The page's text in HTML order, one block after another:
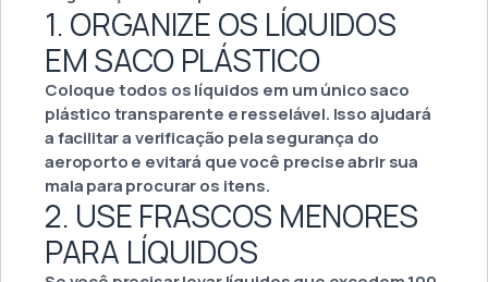
1. ORGANIZE OS LÍQUIDOS
EM SACO PLÁSTICO
Coloque todos os líquidos em um único saco
plástico transparente e resselável. Isso ajudará
a facilitar a verificação pela segurança do
aeroporto e evitará que você precise abrir sua
mala para procurar os itens.
2. USE FRASCOS MENORES
PARA LÍQUIDOS